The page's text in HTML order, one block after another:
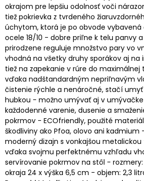
okrajom pre lepšiu odolnosť voči
tiež pokrievka z tvrdeného
úchytom, ktorá je po obvode vybavená
ocele 18/10 - dobre priľne k telu panvy
prirodzene reguluje množstvo pary vo
vhodná na všetky druhy sporákov aj na
tiež na zapekanie v rúre do maximálnej
vďaka nadštandardným nepriľnavým
čistenie rýchle a nenáročné, stačí
hubkou - možno umývať aj v
každodenné varenie, dusenie a
pokrmov - ECOfriendly, použité
škodliviny ako Pfoa, olovo ani
moderný dizajn s vonkajšou
vďaka svojmu perfektnému vzhľadu
servírovanie pokrmov na stôl -
okraja 24 x výška 6,5 cm - objem: 2,3